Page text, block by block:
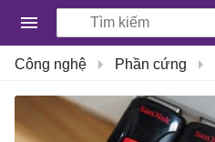
Công nghệ Phần cứng